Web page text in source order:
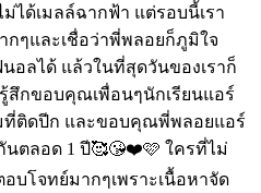
ได้เมลล์ฉากฟ้า แต่รอบนี้เรา
กๆและเชื่อว่าพี่พลอยก็ภูมิใจ
อลได้ แล้วในที่สุดวันของเราก็
สึกขอบคุณเพื่อนๆนักเรียนแอร์
ติดปีก และขอบคุณพี่พลอยแอร์
ตลอด 1 ปี🥰😘❤️🩷 ใครที่ไม่
อบโจทย์มากๆเพราะเนื้อหาจัด